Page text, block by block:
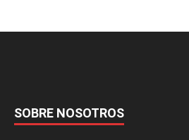
SOBRE NOSOTROS